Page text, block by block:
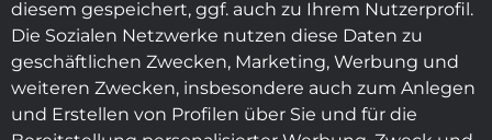
diesem gespeichert, ggf. auch zu Ihrem Nutzerprofil.
Die Sozialen Netzwerke nutzen diese Daten zu
geschäftlichen Zwecken, Marketing, Werbung und
weiteren Zwecken, insbesondere auch zum Anlegen
und Erstellen von Profilen über Sie und für die